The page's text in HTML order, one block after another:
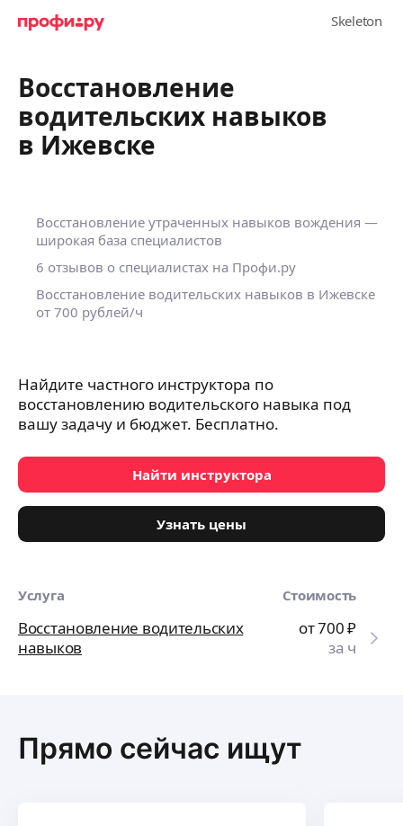
Восстановление
водительских навыков
в Ижевске
Восстановление утраченных навыков вождения —
широкая база специалистов
6 отзывов о специалистах на Профи.ру
Восстановление водительских навыков в Ижевске
от 700 рублей/ч
Найдите частного инструктора по
восстановлению водительского навыка под
вашу задачу и бюджет. Бесплатно.
Найти инструктора
Узнать цены
Услуга Стоимость
Восстановление водительских
навыков
от 700₽
за ч
Прямо сейчас ищут